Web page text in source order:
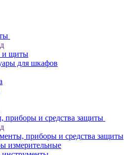
щиты
для шкафов
приборы и средства защиты
приборы и средства защиты
измерительные